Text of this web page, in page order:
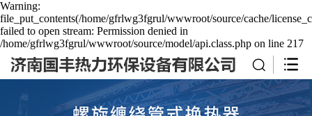
Warning:
file_put_contents(/home/gfrlwg3fgrul/wwwroot/source/cache/
failed to open stream: Permission denied in
/home/gfrlwg3fgrul/wwwroot/source/model/api.class.php on line 217